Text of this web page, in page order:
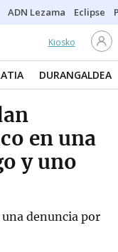
ADN Lezama Eclipse
Kiosko
DURANGALDEA
en una
y uno
una denuncia por